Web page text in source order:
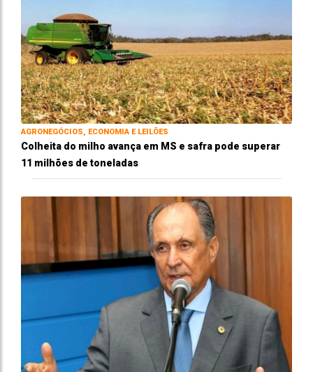
AGRONEGÓCIOS, ECONOMIA E LEILÕES
Colheita do milho avança em MS e safra pode superar
11 milhões de toneladas